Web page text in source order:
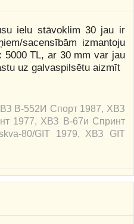
ielu stāvoklim 30 jau ir
sacensībām izmantoju
5000 TL, ar 30 mm var jau
uz galvaspilsētu aizmīt
В-552И Спорт 1987, ХВЗ
1977, ХВЗ В-67и Спринт
80/GIT 1979, ХВЗ GIT